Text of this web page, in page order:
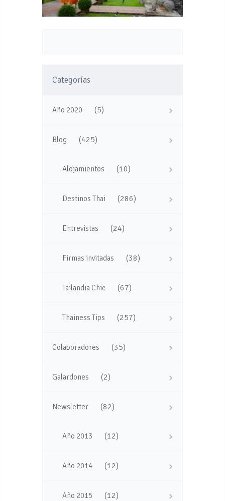
Categorías
Año 2020 (5)
Blog (425)
Alojamientos (10)
Destinos Thai (286)
Entrevistas (24)
Firmas invitadas (38)
Tailandia Chic (67)
Thainess Tips (257)
Colaboradores (35)
Galardones (2)
Newsletter (82)
Año 2013 (12)
Año 2014 (12)
Año 2015 (12)